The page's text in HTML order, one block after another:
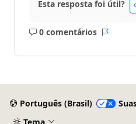
Esta resposta foi útil?
0 comentários
Sem
Português (Brasil)